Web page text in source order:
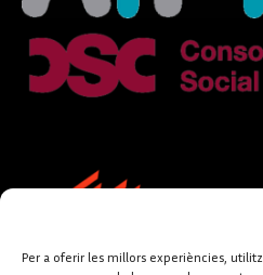
Per a oferir les millors experiències,